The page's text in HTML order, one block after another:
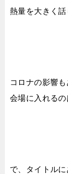
熱量を大きく話
コロナの影響も
会場に入れるの
で、タイトルに